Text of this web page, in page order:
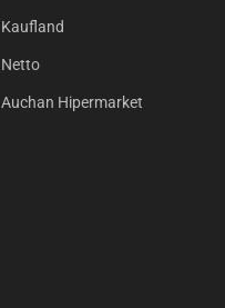
Kaufland
Netto
Auchan Hipermarket